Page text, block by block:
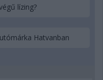
lízing?
Hatvanban